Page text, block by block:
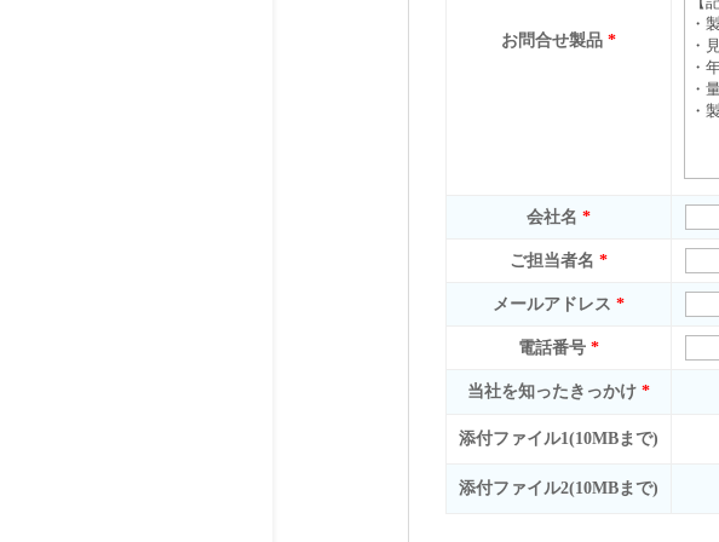
お問合せ製品 *
会社名 *
ご担当者名 *
メールアドレス *
電話番号 *
当社を知ったきっかけ *
添付ファイル1(10MBまで)
添付ファイル2(10MBまで)